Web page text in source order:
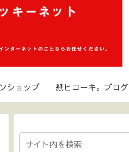
ショップ 紙ヒコーキ。ブログ